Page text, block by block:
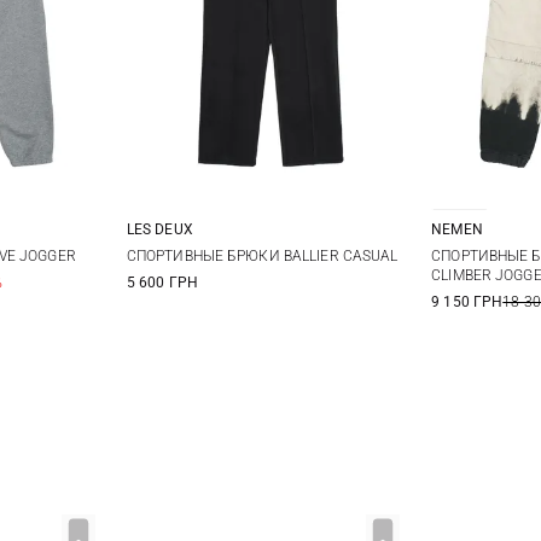
XL
JOGGER
S M L XL
LES DEUX
СПОРТИВНЫЕ БРЮКИ BALLIER CASUAL
5 600 ГРН
S
NEMEN
СПОРТИВНЫЕ
CLIMBER
9 150 ГРН18